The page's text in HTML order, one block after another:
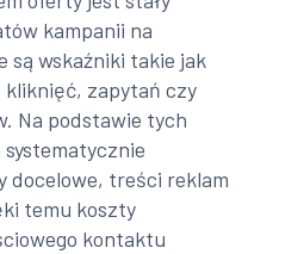
kampanii na
są wskaźniki takie jak
zapytań czy
Na podstawie tych
docelowe, treści reklam
temu koszty
kontaktu